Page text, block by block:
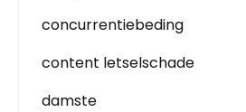
concurrentiebeding
content letselschade
damste